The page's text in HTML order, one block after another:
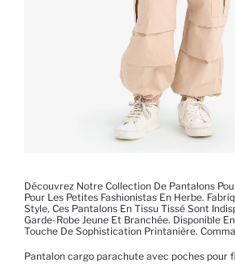
Découvrez Notre Collection De Pantalons
Pour Les Petites Fashionistas En Herbe.
Style, Ces Pantalons En Tissu Tissé Sont
Garde-Robe Jeune Et Branchée. Disponible
Touche De Sophistication Printanière.
Pantalon cargo parachute avec poches pour